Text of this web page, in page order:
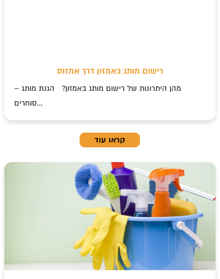
רישום מותג באמזון דרך אמזוס
מהן היתרונות של רישום מותג באמזון? הגנת מותג –
סוחרים...
קראו עוד